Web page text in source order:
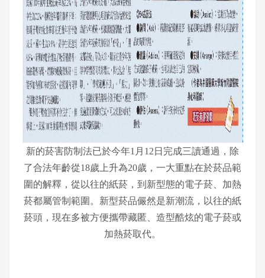
新的菸害防制法已於今年1月12日完成三讀通過，除
了合法年齡從18歲上升為20歲，一大重點在於菸品範
圍的解釋，從以往的紙菸，到新型態的電子菸、加熱
菸都屬管制範圍。新型菸品儼然是新潮流，以往的紙
菸頭，現在多被方便攜帶藏匿、造型酷炫的電子菸或
加熱菸取代。